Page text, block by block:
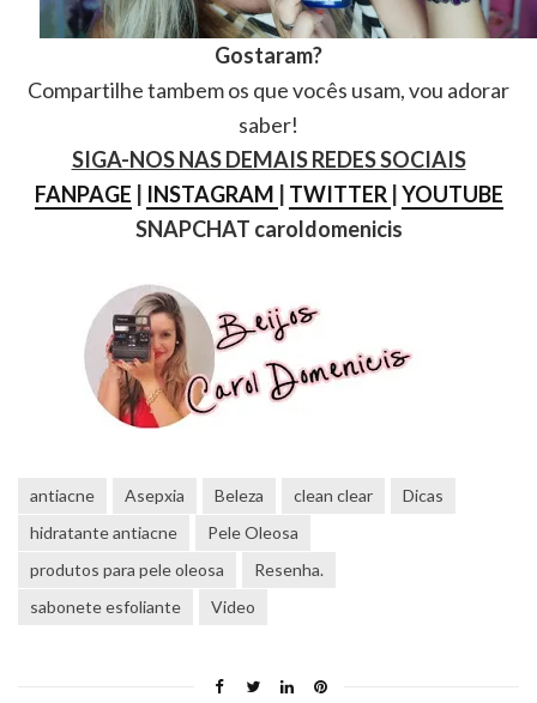
Gostaram?
Compartilhe tambem os que vocês usam, vou adorar
saber!
SIGA-NOS NAS DEMAIS REDES SOCIAIS
FANPAGE | INSTAGRAM | TWITTER |YOUTUBE
SNAPCHAT caroldomenicis
antiacne Asepxia Beleza clean clear
Dicas
hidratante antiacne
Pele Oleosa
produtos para pele oleosa
Resenha.
sabonete esfoliante
Video